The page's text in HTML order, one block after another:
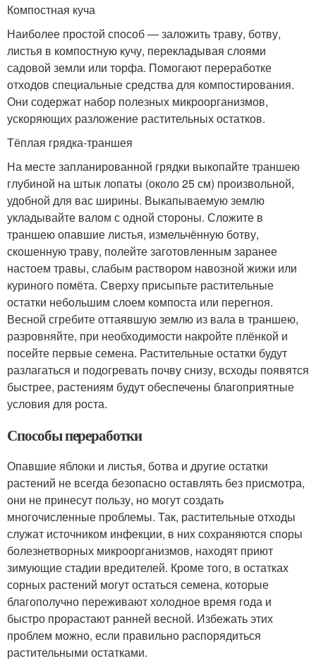
Компостная куча
Наиболее простой способ — заложить траву, ботву,
листья в компостную кучу, перекладывая слоями
садовой земли или торфа. Помогают переработке
отходов специальные средства для компостирования.
Они содержат набор полезных микроорганизмов,
ускоряющих разложение растительных остатков.
Тёплая грядка-траншея
На месте запланированной грядки выкопайте траншею
глубиной на штык лопаты (около 25 см) произвольной,
удобной для вас ширины. Выкапываемую землю
укладывайте валом с одной стороны. Сложите в
траншею опавшие листья, измельчённую ботву,
скошенную траву, полейте заготовленным заранее
настоем травы, слабым раствором навозной жижи или
куриного помёта. Сверху присыпьте растительные
остатки небольшим слоем компоста или перегноя.
Весной сгребите оттаявшую землю из вала в траншею,
разровняйте, при необходимости накройте плёнкой и
посейте первые семена. Растительные остатки будут
разлагаться и подогревать почву снизу, всходы появятся
быстрее, растениям будут обеспечены благоприятные
условия для роста.
Способы переработки
Опавшие яблоки и листья, ботва и другие остатки
растений не всегда безопасно оставлять без присмотра,
они не принесут пользу, но могут создать
многочисленные проблемы. Так, растительные отходы
служат источником инфекции, в них сохраняются споры
болезнетворных микроорганизмов, находят приют
зимующие стадии вредителей. Кроме того, в остатках
сорных растений могут остаться семена, которые
благополучно переживают холодное время года и
быстро прорастают ранней весной. Избежать этих
проблем можно, если правильно распорядиться
растительными остатками.